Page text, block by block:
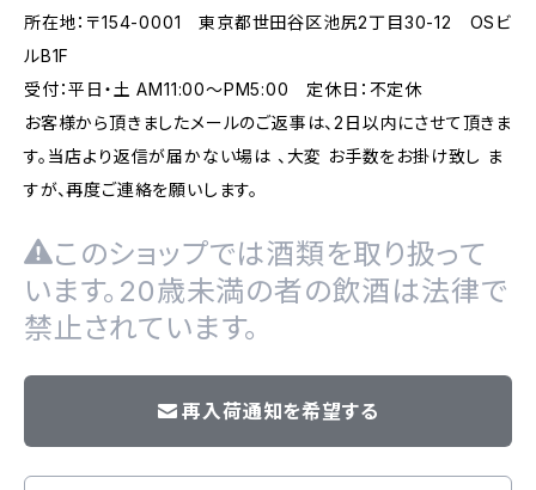
所在地：〒154-0001 東京都世田谷区池尻2丁目30-12 OSビ
ルB1F
受付：平日・土 AM11:00～PM5:00 定休日：不定休
お客様から頂きましたメールのご返事は、2日以内にさせて頂きま
す。当店より返信が届かない場は 、大変 お手数をお掛け致し ま
すが、再度ご連絡を願いします。
このショップでは酒類を取り扱って
います。20歳未満の者の飲酒は法律で
禁止されています。
再入荷通知を希望する